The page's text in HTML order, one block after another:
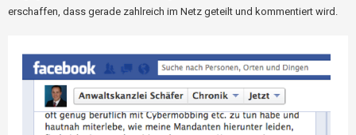
erschaffen, dass gerade zahlreich im Netz geteilt und kommentiert wird.